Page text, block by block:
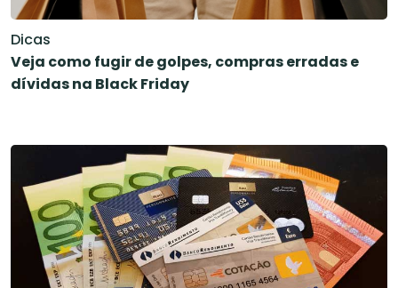
Dicas
Veja como fugir de golpes, compras erradas e
dívidas na Black Friday